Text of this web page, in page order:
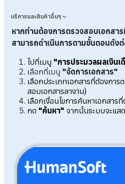
บริการและสินค้าอื่นๆ
หากท่านต้องการตรวจสอบเอกสา
สามารถดำเนินการตามขั้นตอนดัง
ไปที่เมนู "การประมวลผลเงินเ
เลือกที่เมนู "จัดการเอกสาร"
เลือกประเภทเอกสารที่ต้องกา
สอบเอกสารลางาน)
เลือกเงื่อนไขการค้นหาเอกสาร
กด "ค้นหา" จากนั้นระบบจะแส